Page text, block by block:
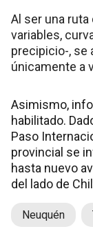
Al ser una
variables,
precipicio-, se
únicamente a
Asimismo,
habilitado.
Paso
provincial se
hasta nuevo
del lado de
Neuquén